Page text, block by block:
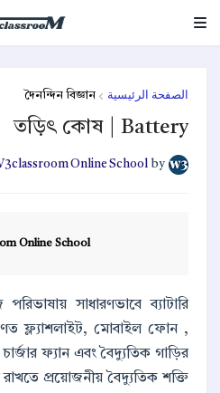
الصفحة الرئيسية দৈনন্দিন বিজ্ঞান
তড়িৎ কোষ | Battery
by
Online School
Online School
সাধারণভাবে ব্যাটারি
ফ্ল্যাশলাইট, মোবাইল ফোন ,
ফ্যান এবং বৈদ্যুতিক গাড়ির
প্রয়োজনীয় বৈদ্যুতিক শক্তি